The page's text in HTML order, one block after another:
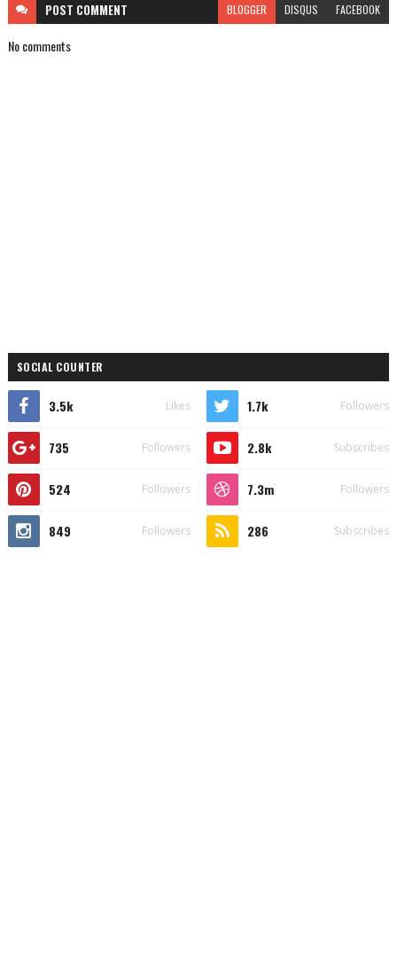
POST COMMENT BLOGGER DISQUS FACEBOOK
No comments
SOCIAL COUNTER
3.5k Likes 1.7k Followers
735 Followers 2.8k Subscribes
524 Followers 7.3m Followers
849 Followers 286 Subscribes